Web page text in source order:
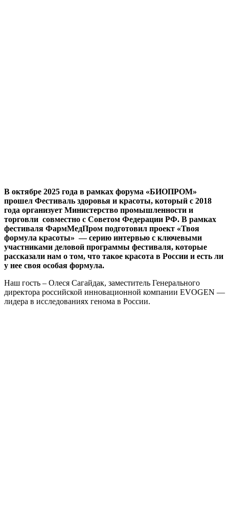
В октябре 2025 года в рамках форума «БИОПРОМ»
прошел Фестиваль здоровья и красоты, который с 2018
года организует Министерство промышленности и
торговли совместно с Советом Федерации РФ. В рамках
фестиваля ФармМедПром подготовил проект «Твоя
формула красоты» — серию интервью с ключевыми
участниками деловой программы фестиваля, которые
рассказали нам о том, что такое красота в России и есть ли
у нее своя особая формула.
Наш гость – Олеся Сагайдак, заместитель Генерального
директора российской инновационной компании EVOGEN —
лидера в исследованиях генома в России.